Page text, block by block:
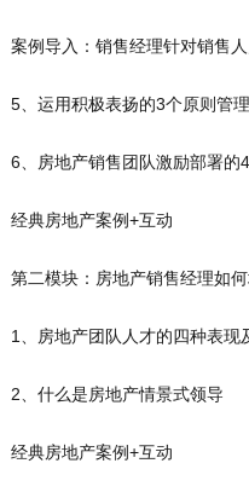
案例导入：销售经理针对销售
5、运用积极表扬的3个原则管
6、房地产销售团队激励部署的
经典房地产案例+互动
第二模块：房地产销售经理如
1、房地产团队人才的四种表现
2、什么是房地产情景式领导
经典房地产案例+互动